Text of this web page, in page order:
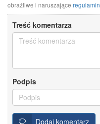
obraźliwe i naruszające regulamin
Treść komentarza
Podpis
Dodaj komentarz